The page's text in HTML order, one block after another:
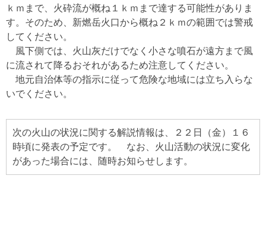
ｋｍまで、火砕流が概ね１ｋｍまで達する可能性がありま
す。そのため、新燃岳火口から概ね２ｋｍの範囲では警戒
してください。
風下側では、火山灰だけでなく小さな噴石が遠方まで風
に流されて降るおそれがあるため注意してください。
地元自治体等の指示に従って危険な地域には立ち入らな
いでください。
次の火山の状況に関する解説情報は、２２日（金）１６
時頃に発表の予定です。 なお、火山活動の状況に変化
があった場合には、随時お知らせします。